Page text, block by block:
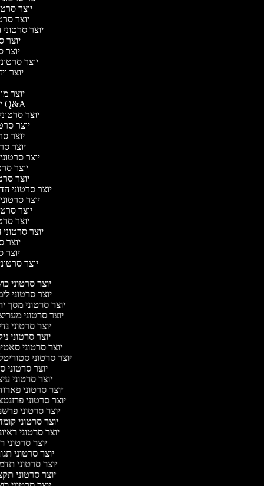
יוצר
יוצר
יוצר
יוצר
יוצר
יוצר
יוצר
יוצר
יוצר סרטוני Q&A
יוצר
יוצר
יוצר
יוצר
יוצר סרטוני
יוצר
יוצר
יוצר סרטוני
יוצר
יוצר
יוצר
יוצר
יוצר
יוצר
יוצר
יוצר סרטוני
יוצר סרטוני
יוצר סרטוני מסך
יוצר סרטוני
יוצר סרטוני
יוצר סרטוני
יוצר סרטוני
יוצר סרטוני
יוצר סרטוני
יוצר סרטוני
יוצר סרטוני
יוצר סרטוני
יוצר סרטוני
יוצר סרטוני
יוצר סרטוני
יוצר סרטוני
יוצר סרטוני
יוצר סרטוני
יוצר סרטוני